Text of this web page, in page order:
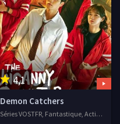
4,1
Demon Catchers
Séries VOSTFR, Fantastique, Action, 2020